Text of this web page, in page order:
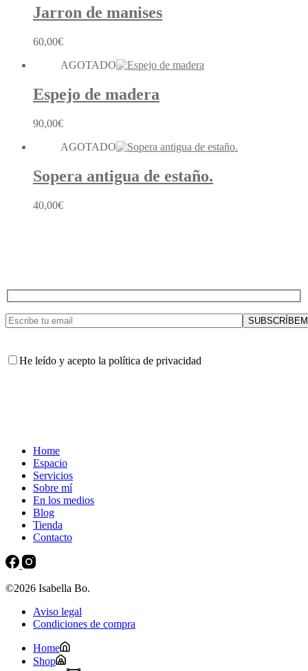
Jarron de manises
60,00€
AGOTADO
Espejo de madera
90,00€
AGOTADO
Sopera antigua de estaño.
40,00€
He leído y acepto la política de privacidad
Home
Espacio
Servicios
Sobre mí
En los medios
Blog
Tienda
Contacto
©2026 Isabella Bo.
Aviso legal
Condiciones de compra
Home
Shop